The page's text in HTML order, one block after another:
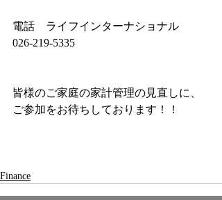
電話　ライフインターナショナル
026-219-5335
皆様のご家庭の家計管理の見直しに、
ご参加をお待ちしております！！
Finance